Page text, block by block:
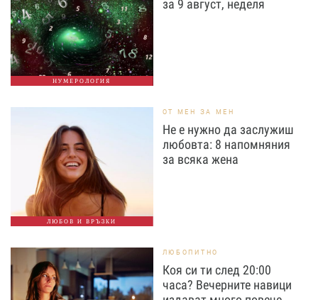
НУМЕРОЛОГИЯ
за 9 август, неделя
ЛЮБОВ И ВРЪЗКИ
ОТ МЕН ЗА МЕН
Не е нужно да заслужиш
любовта: 8 напомняния
за всяка жена
ЛЮБОПИТНО
Коя си ти след 20:00
часа? Вечерните навици